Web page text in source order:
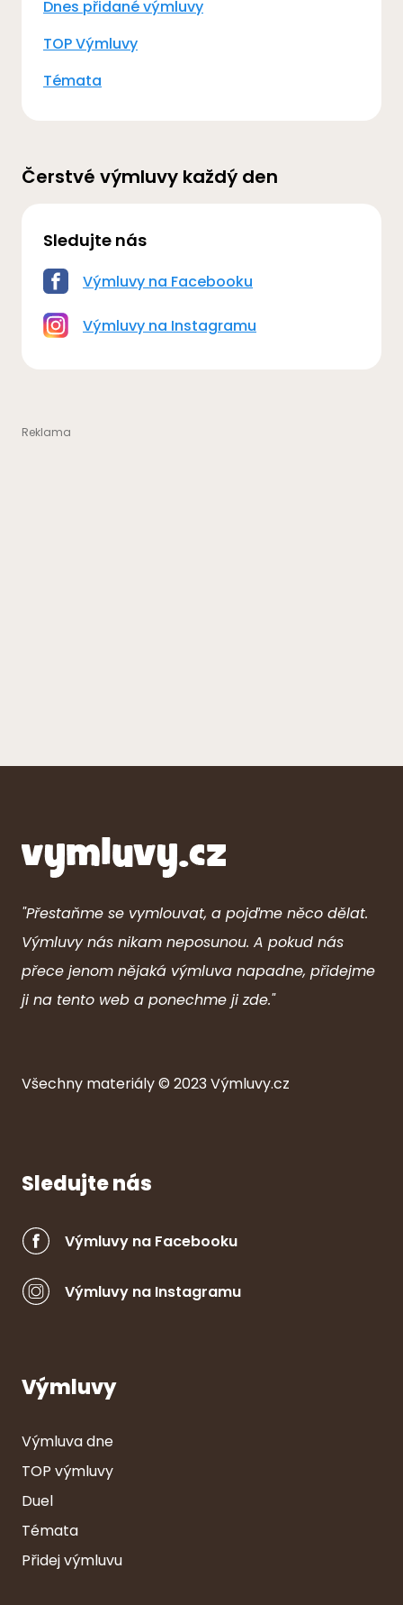
Dnes přidané výmluvy
TOP Výmluvy
Témata
Čerstvé výmluvy každý den
Sledujte nás
Výmluvy na Facebooku
Výmluvy na Instagramu
"Přestaňme se vymlouvat, a pojďme něco dělat.
Výmluvy nás nikam neposunou. A pokud nás
přece jenom nějaká výmluva napadne, přidejme
ji na tento web a ponechme ji zde."
Všechny materiály © 2023Výmluvy.cz
Sledujte nás
Výmluvy na Facebooku
Výmluvy na Instagramu
Výmluvy
Výmluva dne
TOP výmluvy
Duel
Témata
Přidej výmluvu